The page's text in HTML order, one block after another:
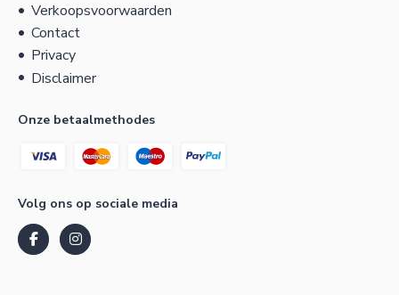
Verkoopsvoorwaarden
Contact
Privacy
Disclaimer
Onze betaalmethodes
Volg ons op sociale media